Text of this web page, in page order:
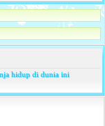
hidup di dunia ini